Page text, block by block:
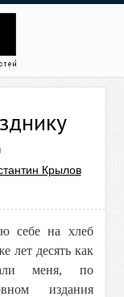
Крылов
себе на хлеб
лет десять как
меня, по
издания